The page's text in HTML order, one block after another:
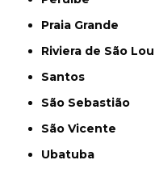
Praia Grande
Riviera de São
Santos
São Sebastião
São Vicente
Ubatuba